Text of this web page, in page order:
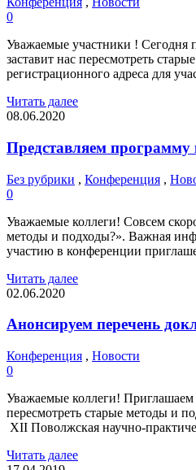
0
Уважаемые участники ! Сегодня
заставит нас пересмотреть
регистрационного адреса для
Читать далее
08.06.2020
Представляем программу
Без рубрики , Конференция ,
0
Уважаемые коллеги! Совсем
методы и подходы?». Важная
участию в конференции
Читать далее
02.06.2020
Анонсируем перечень
Конференция , Новости
0
Уважаемые коллеги! Приглашаем
пересмотреть старые методы и
XII Поволжская научно-
Читать далее